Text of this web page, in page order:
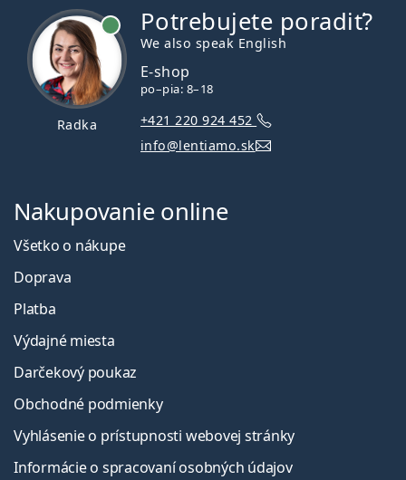
Radka
Potrebujete poradiť?
We also speak English
E-shop
po–pia: 8–18
+421 220 924 452
info@lentiamo.sk
Nakupovanie online
Všetko o nákupe
Doprava
Platba
Výdajné miesta
Darčekový poukaz
Obchodné podmienky
Vyhlásenie o prístupnosti webovej stránky
Informácie o spracovaní osobných údajov